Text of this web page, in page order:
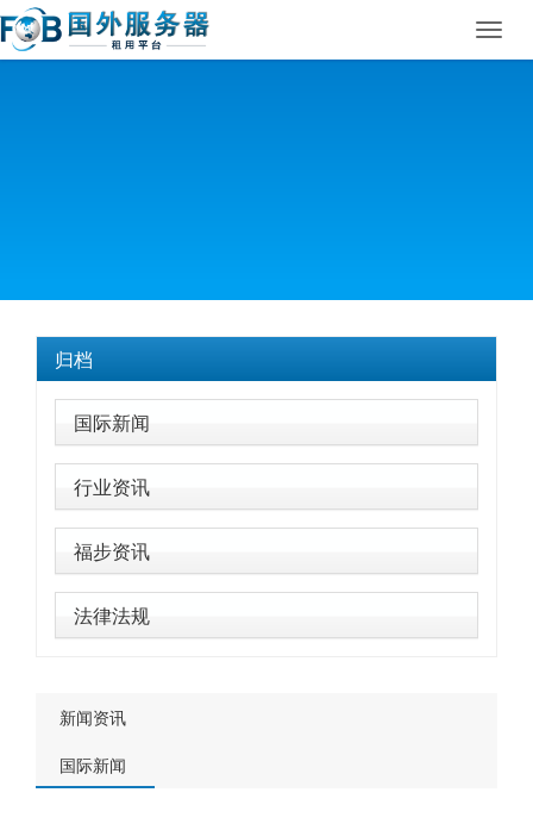
归档
国际新闻
行业资讯
福步资讯
法律法规
新闻资讯
国际新闻